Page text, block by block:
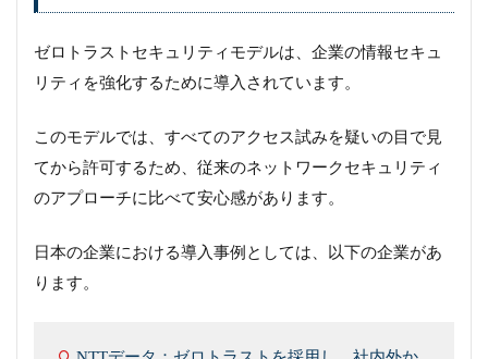
ゼロトラストセキュリティモデルは、企業の情報セキュ
リティを強化するために導入されています。
このモデルでは、すべてのアクセス試みを疑いの目で見
てから許可するため、従来のネットワークセキュリティ
のアプローチに比べて安心感があります。
日本の企業における導入事例としては、以下の企業があ
ります。